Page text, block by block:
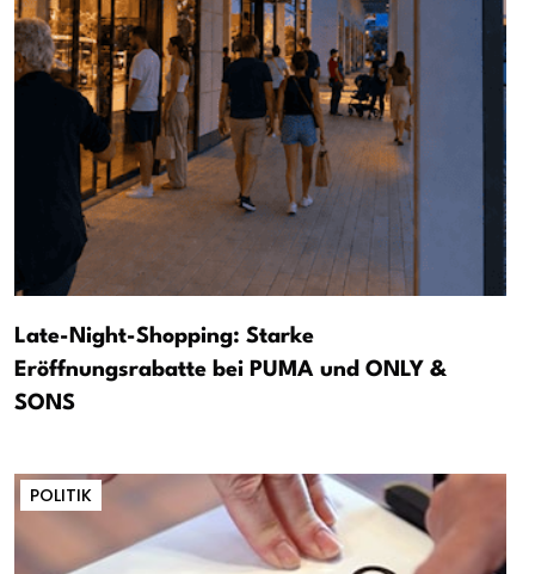
Late-Night-Shopping: Starke
Eröffnungsrabatte bei PUMA und ONLY &
SONS
POLITIK